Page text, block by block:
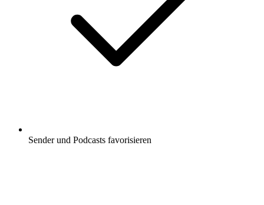
Sender und Podcasts favorisieren